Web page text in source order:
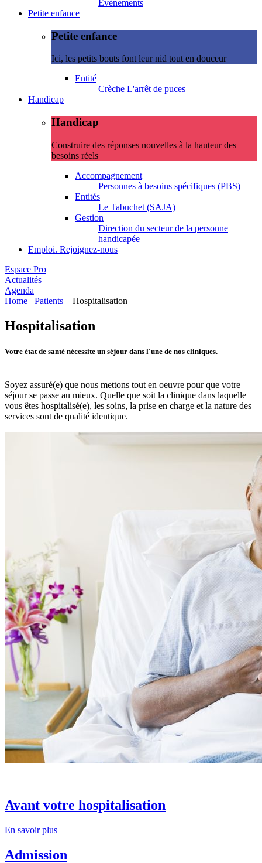
Evénements
Petite enfance
Petite enfance
Ici, les petits bouts font leur nid tout en douceur
Entité
Crèche L'arrêt de puces
Handicap
Handicap
Construire des réponses nouvelles à la hauteur des
besoins réels
Accompagnement
Personnes à besoins spécifiques (PBS)
Entités
Le Tabuchet (SAJA)
Gestion
Direction du secteur de la personne
handicapée
Emploi. Rejoignez-nous
Espace Pro
Actualités
Agenda
Home
Patients Hospitalisation
Hospitalisation
Votre état de santé nécessite un séjour dans l'une de nos cliniques.
Soyez assuré(e) que nous mettons tout en oeuvre pour que votre
séjour se passe au mieux. Quelle que soit la clinique dans laquelle
vous êtes hospitalisé(e), les soins, la prise en charge et la nature des
services sont de qualité identique.
Avant votre hospitalisation
En savoir plus
Admission